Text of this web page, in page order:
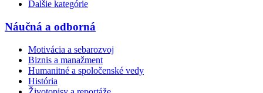
Ďalšie kategórie
Náučná a odborná
Motivácia a sebarozvoj
Biznis a manažment
Humanitné a spoločenské vedy
História